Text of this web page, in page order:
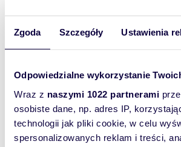
Zgoda Szczegóły Ustawienia
Odpowiedzialne wykorzystanie
Wraz z naszymi 1022 partnerami
osobiste dane, np. adres IP,
technologii jak pliki cookie, w celu
spersonalizowanych reklam i treści,